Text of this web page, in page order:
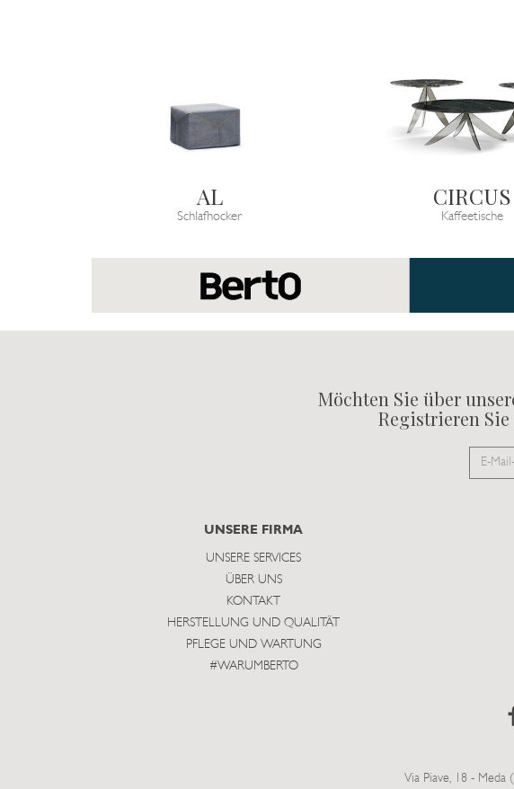
AL
Schlafhocker
CIRCUS
Kaffeetische
Möchten Sie über
Registrieren
UNSERE FIRMA
UNSERE SERVICES
ÜBER UNS
KONTAKT
HERSTELLUNG UND QUALITÄT
PFLEGE UND WARTUNG
#WARUMBERTO
Via Piave, 18 -